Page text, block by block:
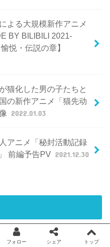
よる大規模新作アニメ
BY BILIBILI 2021-
悦・伝説の章】
猫化した男の子たちと
の新作アニメ「猫先动
2022.01.03
アニメ「秘封活動記録
前編予告PV 2021.12.30
れの真打ちが遂にサービ
フォロー シェア トップ
facebook